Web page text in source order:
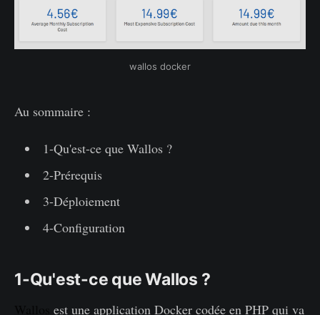
wallos docker
Au sommaire :
1-Qu'est-ce que Wallos ?
2-Prérequis
3-Déploiement
4-Configuration
1-Qu'est-ce que Wallos ?
est une application Docker codée en PHP qui va